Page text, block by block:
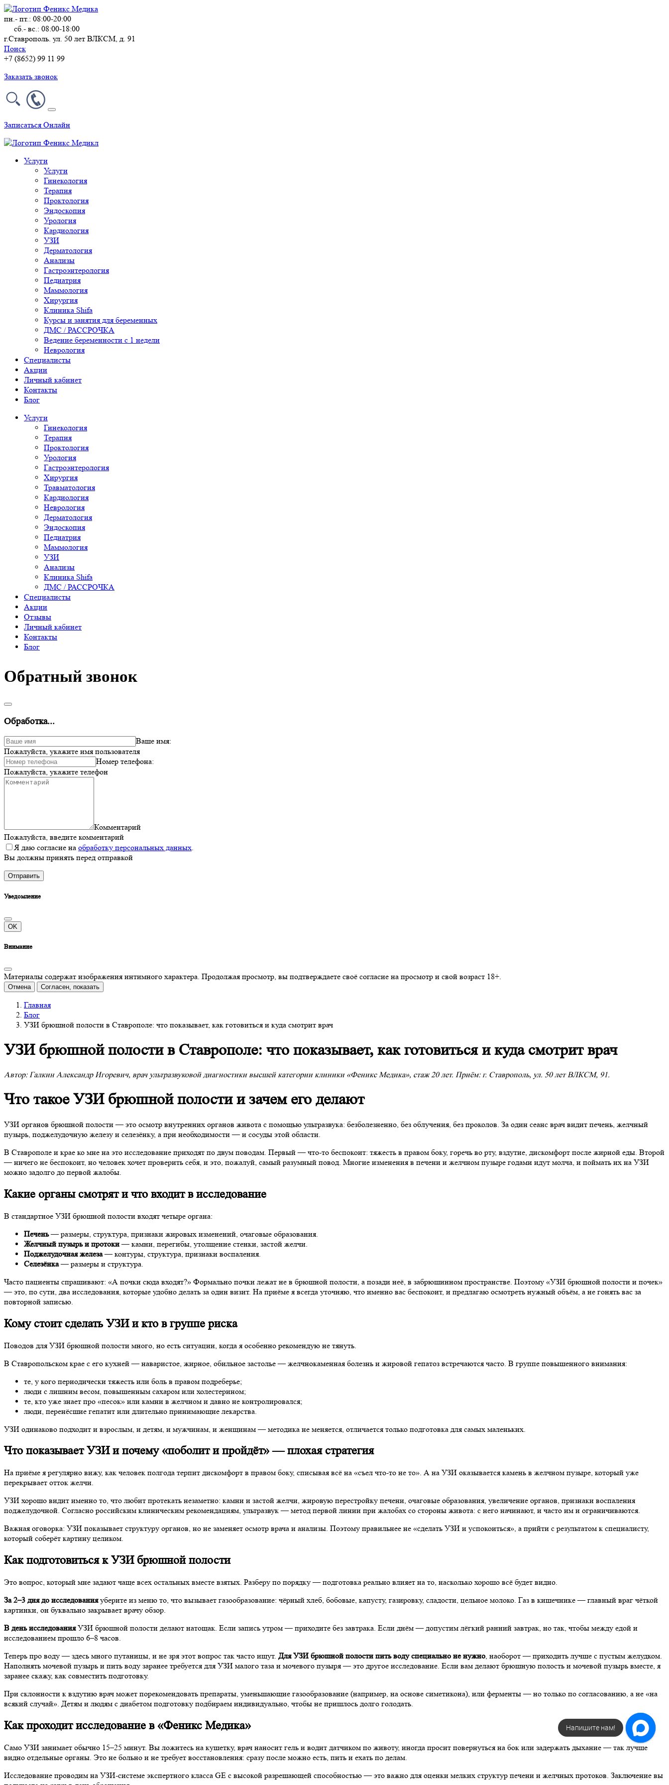
пн.- пт.: 08:00-20:00
сб.- вс.: 08:00-18:00
г.Ставрополь. ул. 50 лет ВЛКСМ, д. 91
Поиск
+7 (8652) 99 11 99
Заказать звонок
Записаться Онлайн
Услуги
Услуги
Гинекология
Терапия
Проктология
Эндоскопия
Урология
Кардиология
УЗИ
Дерматология
Анализы
Гастроэнтерология
Педиатрия
Маммология
Хирургия
Клиника Shifa
Курсы и занятия для беременных
ДМС / РАССРОЧКА
Ведение беременности с 1 недели
Неврология
Специалисты
Акции
Личный кабинет
Контакты
Блог
Услуги
Гинекология
Терапия
Проктология
Урология
Гастроэнтерология
Хирургия
Травматология
Кардиология
Неврология
Дерматология
Эндоскопия
Педиатрия
Маммология
УЗИ
Анализы
Клиника Shifa
ДМС / РАССРОЧКА
Специалисты
Акции
Отзывы
Личный кабинет
Контакты
Блог
Обратный звонок
Обработка...
Ваше имя:
Пожалуйста, укажите имя пользователя
Номер телефона:
Пожалуйста, укажите телефон
Комментарий
Пожалуйста, введите комментарий
Я даю согласие на обработку персональных данных.
Вы должны принять перед отправкой
Отправить
Уведомление
OK
Внимание
Материалы содержат изображения интимного характера. Продолжая просмотр, вы подтверждаете своё согласие на просмотр и свой возраст 18+.
Отмена Согласен, показать
Главная
Блог
УЗИ брюшной полости в Ставрополе: что показывает, как готовиться и куда смотрит врач
УЗИ брюшной полости в Ставрополе: что показывает, как готовиться и куда смотрит врач
Автор: Галкин Александр Игоревич, врач ультразвуковой диагностики высшей категории клиники «Феникс Медика», стаж 20 лет. Приём: г. Ставрополь, ул. 50 лет ВЛКСМ, 91.
Что такое УЗИ брюшной полости и зачем его делают
УЗИ органов брюшной полости — это осмотр внутренних органов живота с помощью ультразвука: безболезненно, без облучения, без проколов. За один сеанс врач видит печень, желчный
пузырь, поджелудочную железу и селезёнку, а при необходимости — и сосуды этой области.
В Ставрополе и крае ко мне на это исследование приходят по двум поводам. Первый — что-то беспокоит: тяжесть в правом боку, горечь во рту, вздутие, дискомфорт после жирной еды. Второй
— ничего не беспокоит, но человек хочет проверить себя, и это, пожалуй, самый разумный повод. Многие изменения в печени и желчном пузыре годами идут молча, и поймать их на УЗИ
можно задолго до первой жалобы.
Какие органы смотрят и что входит в исследование
В стандартное УЗИ брюшной полости входят четыре органа:
Печень— размеры, структура, признаки жировых изменений, очаговые образования.
Желчный пузырь и протоки— камни, перегибы, утолщение стенки, застой желчи.
Поджелудочная железа— контуры, структура, признаки воспаления.
Селезёнка— размеры и структура.
Часто пациенты спрашивают: «А почки сюда входят?» Формально почки лежат не в брюшной полости, а позади неё, в забрюшинном пространстве. Поэтому «УЗИ брюшной полости и почек»
— это, по сути, два исследования, которые удобно делать за один визит. На приёме я всегда уточняю, что именно вас беспокоит, и предлагаю осмотреть нужный объём, а не гонять вас за
повторной записью.
Кому стоит сделать УЗИ и кто в группе риска
Поводов для УЗИ брюшной полости много, но есть ситуации, когда я особенно рекомендую не тянуть.
В Ставропольском крае с его кухней — наваристое, жирное, обильное застолье — желчнокаменная болезнь и жировой гепатоз встречаются часто. В группе повышенного внимания:
те, у кого периодически тяжесть или боль в правом подреберье;
люди с лишним весом, повышенным сахаром или холестерином;
те, кто уже знает про «песок» или камни в желчном и давно не контролировался;
люди, перенёсшие гепатит или длительно принимающие лекарства.
УЗИ одинаково подходит и взрослым, и детям, и мужчинам, и женщинам — методика не меняется, отличается только подготовка для самых маленьких.
Что показывает УЗИ и почему «поболит и пройдёт» — плохая стратегия
На приёме я регулярно вижу, как человек полгода терпит дискомфорт в правом боку, списывая всё на «съел что-то не то». А на УЗИ оказывается камень в желчном пузыре, который уже
перекрывает отток желчи.
УЗИ хорошо видит именно то, что любит протекать незаметно: камни и застой желчи, жировую перестройку печени, очаговые образования, увеличение органов, признаки воспаления
поджелудочной. Согласно российским клиническим рекомендациям, ультразвук — метод первой линии при жалобах со стороны живота: с него начинают, и часто им и ограничиваются.
Важная оговорка: УЗИ показывает структуру органов, но не заменяет осмотр врача и анализы. Поэтому правильнее не «сделать УЗИ и успокоиться», а прийти с результатом к специалисту,
который соберёт картину целиком.
Как подготовиться к УЗИ брюшной полости
Это вопрос, который мне задают чаще всех остальных вместе взятых. Разберу по порядку — подготовка реально влияет на то, насколько хорошо всё будет видно.
За 2–3 дня до исследованияуберите из меню то, что вызывает газообразование: чёрный хлеб, бобовые, капусту, газировку, сладости, цельное молоко. Газ в кишечнике — главный враг чёткой
картинки, он буквально закрывает врачу обзор.
В день исследованияУЗИ брюшной полости делают натощак. Если запись утром — приходите без завтрака. Если днём — допустим лёгкий ранний завтрак, но так, чтобы между едой и
исследованием прошло 6–8 часов.
Теперь про воду — здесь много путаницы, и не зря этот вопрос так часто ищут. Для УЗИ брюшной полости пить воду специально не нужно, наоборот — приходить лучше с пустым желудком.
Наполнять мочевой пузырь и пить воду заранее требуется для УЗИ малого таза и мочевого пузыря — это другое исследование. Если вам делают брюшную полость и мочевой пузырь вместе, я
заранее скажу, как совместить подготовку.
При склонности к вздутию врач может порекомендовать препараты, уменьшающие газообразование (например, на основе симетикона), или ферменты — но только по согласованию, а не «на
всякий случай». Детям и людям с диабетом подготовку подбираем индивидуально, чтобы не пришлось долго голодать.
Как проходит исследование в «Феникс Медика»
Само УЗИ занимает обычно 15–25 минут. Вы ложитесь на кушетку, врач наносит гель и водит датчиком по животу, иногда просит повернуться на бок или задержать дыхание — так лучше
видно отдельные органы. Это не больно и не требует восстановления: сразу после можно есть, пить и ехать по делам.
Исследование проводим на УЗИ-системе экспертного класса GE с высокой разрешающей способностью — это важно для оценки мелких структур печени и желчных протоков. Заключение вы
Напишите нам!